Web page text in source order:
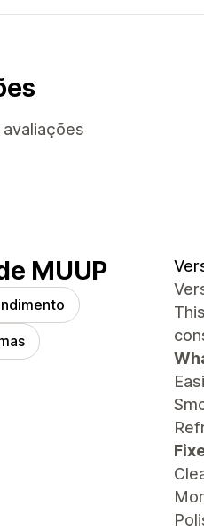
avaliações
MUUP